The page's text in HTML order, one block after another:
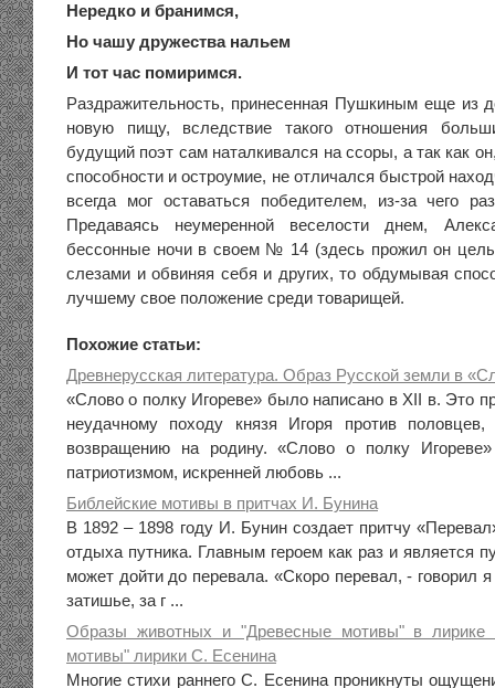
Нередко и бранимся,
Но чашу дружества нальем
И тот час помиримся.
Раздражительность, принесенная Пушкиным еще из
новую пищу, вследствие такого отношения
будущий поэт сам наталкивался на ссоры, а так как
способности и остроумие, не отличался быстрой
всегда мог оставаться победителем, из-за чего
Предаваясь неумеренной веселости днем,
бессонные ночи в своем № 14 (здесь прожил он
слезами и обвиняя себя и других, то обдумывая
лучшему свое положение среди товарищей.
Похожие статьи:
Древнерусская литература. Образ Русской земли в
«Слово о полку Игореве» было написано в XII в. Это
неудачному походу князя Игоря против
возвращению на родину. «Слово о полку Игореве»
патриотизмом, искренней любовь ...
Библейские мотивы в притчах И. Бунина
В 1892 – 1898 году И. Бунин создает притчу
отдыха путника. Главным героем как раз и является
может дойти до перевала. «Скоро перевал, - говорил
затишье, за г ...
Образы животных и "Древесные мотивы" в лирике
мотивы" лирики С. Есенина
Многие стихи раннего С. Есенина проникнуты